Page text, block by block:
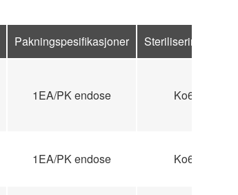
Pakningspesifikasjoner Steriliseringsnivå
1EA/PK endose Ko60
1EA/PK endose Ko60